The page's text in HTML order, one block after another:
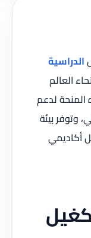
الدراسية
العالم
لدعم
وتوفر بيئة
أكاديمي